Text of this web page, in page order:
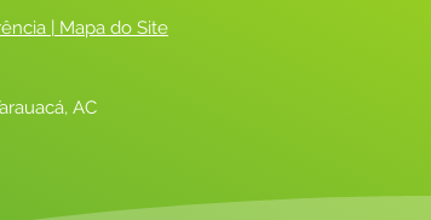
| Mapa do Site
AC